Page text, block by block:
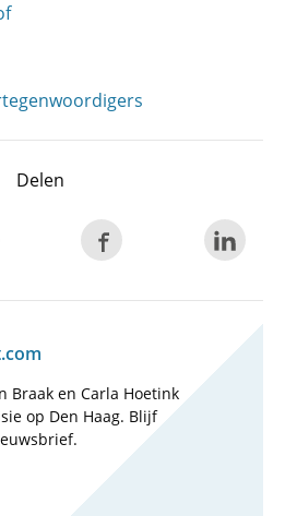
Delen
Braak en Carla Hoetink
op Den Haag. Blijf